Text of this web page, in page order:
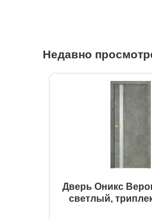
Недавно
Дверь Оникс
светлый,